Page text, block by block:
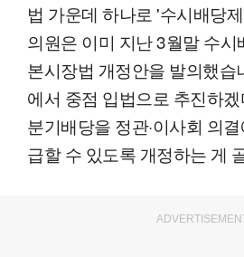
법 가운데 하나로 '수시배당
의원은 이미 지난 3월말 수
본시장법 개정안을 발의했습
에서 중점 입법으로 추진하
분기배당을 정관·이사회 의
급할 수 있도록 개정하는 게